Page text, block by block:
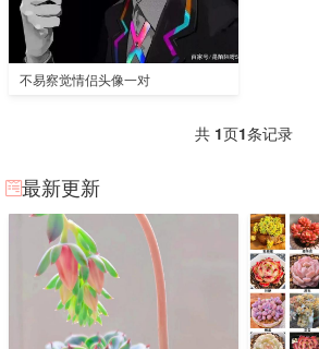
不易察觉情侣头像一对
共 1页1条记录
最新更新